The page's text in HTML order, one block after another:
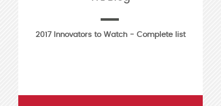
2017 Innovators to Watch - Complete list